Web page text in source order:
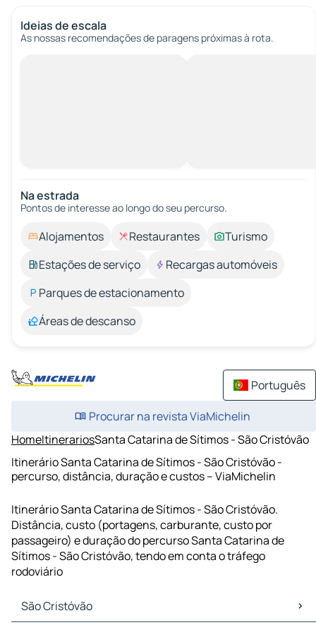
Ideias de escala
As nossas recomendações de paragens próximas à rota.
Na estrada
Pontos de interesse ao longo do seu percurso.
Alojamentos Restaurantes
Turismo
Estações de serviço
Recargas automóveis
Parques de estacionamento
Áreas de descanso
Português
Procurar na revista ViaMichelin
HomeItinerariosSanta Catarina de Sítimos - São Cristóvão
Itinerário Santa Catarina de Sítimos - São Cristóvão -
percurso, distância, duração e custos – ViaMichelin
Itinerário Santa Catarina de Sítimos - São Cristóvão.
Distância, custo (portagens, carburante, custo por
passageiro) e duração do percurso Santa Catarina de
Sítimos - São Cristóvão, tendo em conta o tráfego
rodoviário
São Cristóvão